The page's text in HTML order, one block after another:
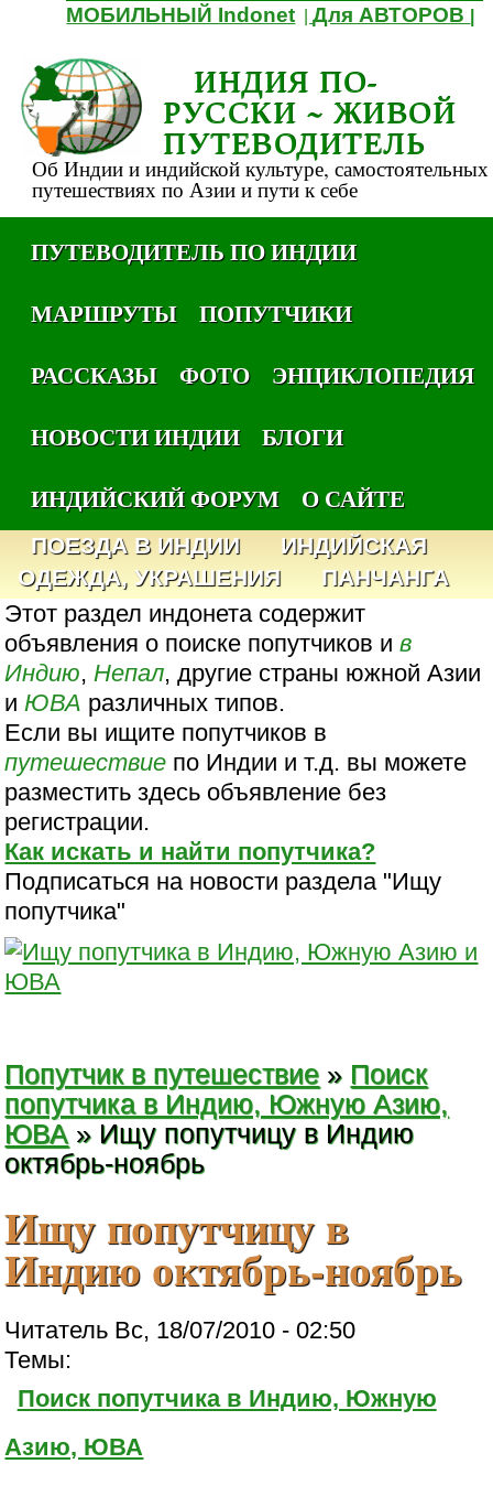
МОБИЛЬНЫЙ Indonet |Для АВТОРОВ
ИНДИЯ ПО-
РУССКИ ~ ЖИВОЙ
ПУТЕВОДИТЕЛЬ
Об Индии и индийской культуре, самостоятельных
путешествиях по Азии и пути к себе
ПУТЕВОДИТЕЛЬ ПО ИНДИИ
МАРШРУТЫ
ПОПУТЧИКИ
РАССКАЗЫ
ФОТО
ЭНЦИКЛОПЕДИЯ
НОВОСТИ ИНДИИ
БЛОГИ
ИНДИЙСКИЙ ФОРУМ
О САЙТЕ
ПОЕЗДА В ИНДИИ
ИНДИЙСКАЯ
ОДЕЖДА, УКРАШЕНИЯ
ПАНЧАНГА
Этот раздел индонета содержит
объявления о поиске попутчиков ив
Индию,Непал, другие страны южной Азии
иЮВА различных типов.
Если вы ищите попутчиков в
путешествие по Индии и т.д. вы можете
разместить здесь объявление без
регистрации.
Как искать и найти попутчика?
Подписаться на новости раздела "Ищу
попутчика"
Попутчик в путешествие » Поиск
попутчика в Индию, Южную Азию,
ЮВА » Ищу попутчицу в Индию
октябрь-ноябрь
Ищу попутчицу в
Индию октябрь-ноябрь
Читатель Вс, 18/07/2010 - 02:50
Темы:
Поиск попутчика в Индию, Южную
Азию, ЮВА